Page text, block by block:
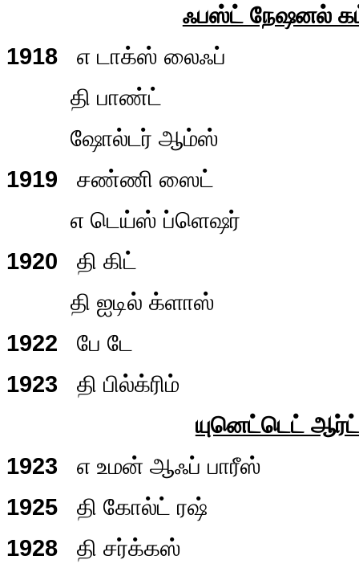
ஃபஸ்ட் நேஷனல்
1918 எ டாக்ஸ் லைஃப்
தி பாண்ட்
ஷோல்டர் ஆம்ஸ்
1919 சண்ணி ஸைட்
எ டெய்ஸ் ப்ளெஷர்
1920 தி கிட்
தி ஐடில் க்ளாஸ்
1922 பே டே
1923
தி பில்க்ரிம்
யுனெட்டெட்
1923
எ உமன் ஆஃப் பாரீஸ்
1925 தி கோல்ட் ரஷ்
1928 தி சர்க்கஸ்